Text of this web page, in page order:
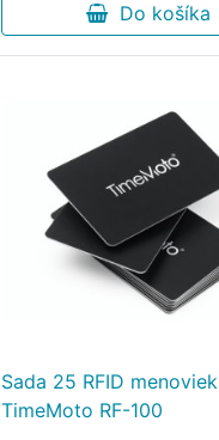
Do košíka
Sada 25 RFID menoviek
TimeMoto RF-100